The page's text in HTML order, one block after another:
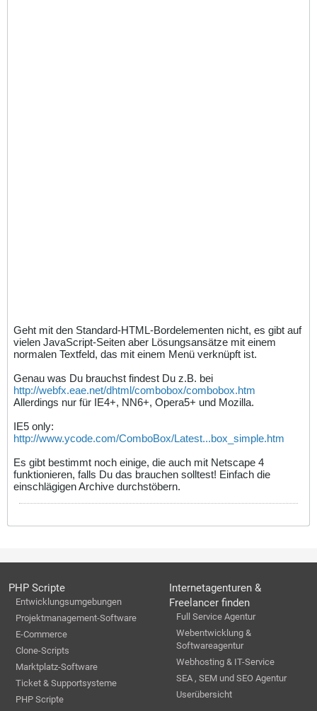
Geht mit den Standard-HTML-Bordelementen nicht, es gibt auf
vielen JavaScript-Seiten aber Lösungsansätze mit einem
normalen Textfeld, das mit einem Menü verknüpft ist.
Genau was Du brauchst findest Du z.B. bei
http://webfx.eae.net/dhtml/combobox/combobox.htm
Allerdings nur für IE4+, NN6+, Opera5+ und Mozilla.
IE5 only:
http://www.ycode.com/ComboBox/Latest...box_simple.htm
Es gibt bestimmt noch einige, die auch mit Netscape 4
funktionieren, falls Du das brauchen solltest! Einfach die
einschlägigen Archive durchstöbern.
PHP Scripte
Entwicklungsumgebungen
Projektmanagement-Software
E-Commerce
Clone-Scripts
Marktplatz-Software
Ticket & Supportsysteme
PHP Scripte
Internetagenturen &
Freelancer finden
Full Service Agentur
Webentwicklung &
Softwareagentur
Webhosting & IT-Service
SEA , SEM und SEO Agentur
Userübersicht